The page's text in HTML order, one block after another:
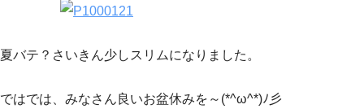
夏バテ？さいきん少しスリムになりました。
ではでは、みなさん良いお盆休みを～(*^ω^*)ﾉ彡